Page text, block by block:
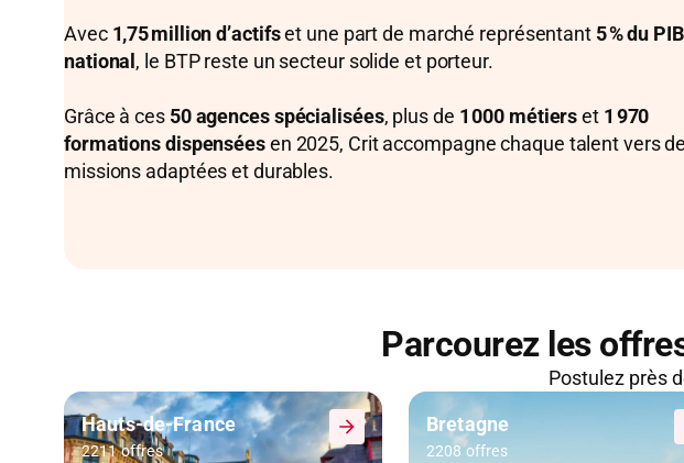
Avec 1,75 million d’actifset une part de marché représentant 5 % du PIB
national , le BTP reste un secteur solide et porteur.
Grâce à ces 50 agences spécialisées, plus de 1 000 métierset 1 970
formations dispenséesen 2025, Crit accompagne chaque talent vers
missions adaptées et durables.